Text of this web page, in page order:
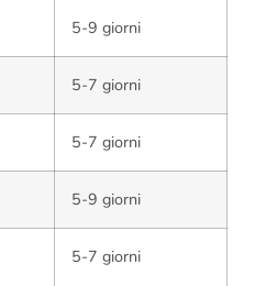
5-9 giorni
5-7 giorni
5-7 giorni
5-9 giorni
5-7 giorni